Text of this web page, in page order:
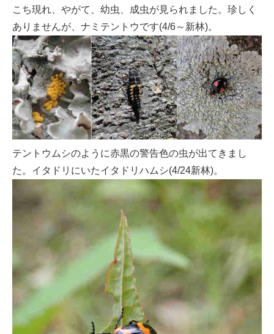
こち現れ、やがて、幼虫、成虫が見られました。珍しく
ありませんが、ナミテントウです(4/6～新林)。
テントウムシのように赤黒の警告色の虫が出てきまし
た。イタドリにいたイタドリハムシ(4/24新林)。